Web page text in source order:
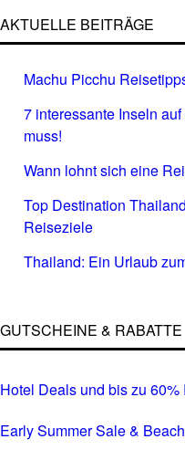
AKTUELLE BEITRÄGE
Machu Picchu
7 interessante Inseln
muss!
Wann lohnt sich eine
Top Destination
Reiseziele
Thailand: Ein Urlaub
GUTSCHEINE & RABATTE
Hotel Deals und bis zu
Early Summer Sale &